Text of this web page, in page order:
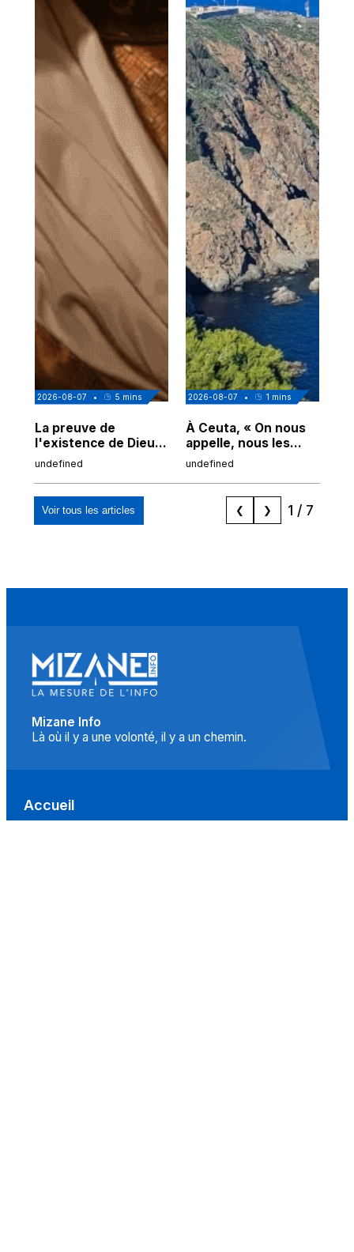
2026-08-07 • 5 mins
La preuve de
l'existence de Dieu
chez Ibn Sina
undefined
2026-08-07 • 1 mins
À Ceuta, « On nous
appelle, nous les
Espagnols d'origine
"musulmans"»
undefined
Voir tous les articles ❮ ❯ 1 / 7
Mizane Info
Là où il y a une volonté, il y a un chemin.
Accueil